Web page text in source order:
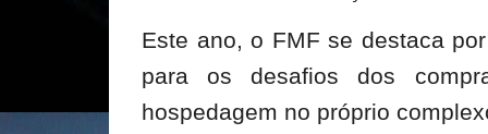
Este ano, o FMF se destaca
para os desafios dos
hospedagem no próprio